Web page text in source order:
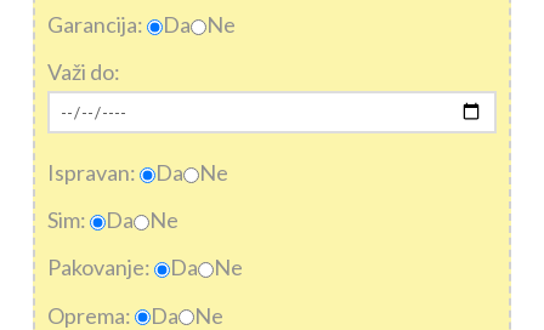
Garancija:
Da
Ne
Važi do:
Ispravan: Da
Ne
Sim:
Da
Ne
Pakovanje:
Da
Ne
Oprema:
Da Ne